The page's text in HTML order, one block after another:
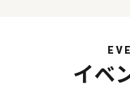
イベ